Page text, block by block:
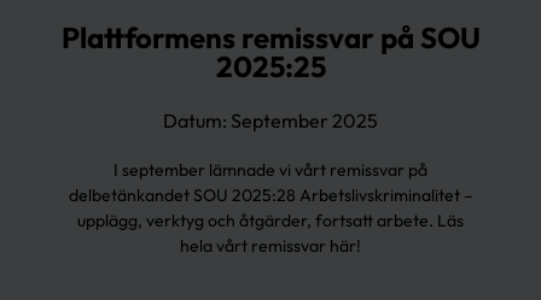
Plattformens remissvar på SOU
2025:25
Datum: September 2025
I september lämnade vi vårt remissvar på
delbetänkandet SOU 2025:28 Arbetslivskriminalitet –
upplägg, verktyg och åtgärder, fortsatt arbete. Läs
hela vårt remissvar här!